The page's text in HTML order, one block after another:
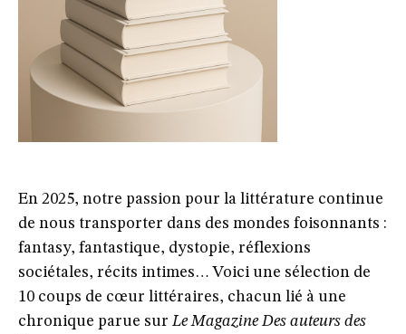
En 2025, notre passion pour la littérature continue
de nous transporter dans des mondes foisonnants :
fantasy, fantastique, dystopie, réflexions
sociétales, récits intimes… Voici une sélection de
10 coups de cœur littéraires, chacun lié à une
chronique parue sur Le Magazine Des auteurs des